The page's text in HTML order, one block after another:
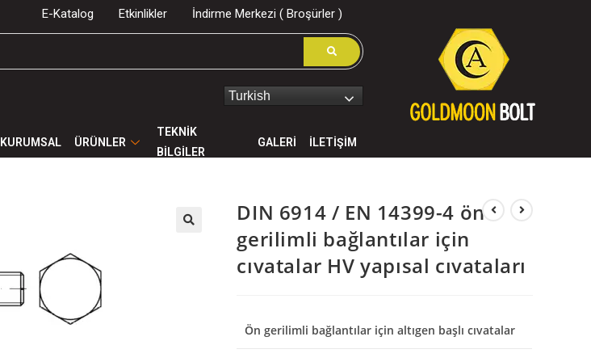
E-Katalog Etkinlikler İndirme Merkezi ( Broşürler )
Turkish
KURUMSAL ÜRÜNLER
TEKNİK
BİLGİLER
GALERİ İLETİŞİM
DIN 6914 / EN 14399-4 ön
gerilimli bağlantılar için
cıvatalar HV yapısal cıvataları
Ön gerilimli bağlantılar için altıgen başlı cıvatalar